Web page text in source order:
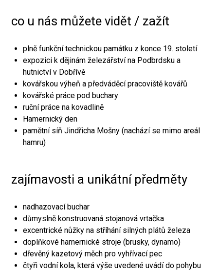
co u nás můžete vidět / zažít
plně funkční technickou památku z konce 19. století
expozici k dějinám železářství na Podbrdsku a
hutnictví v Dobřívě
kovářskou výheň a předváděcí pracoviště kovářů
kovářské práce pod buchary
ruční práce na kovadlině
Hamernický den
pamětní síň Jindřicha Mošny (nachází se mimo areál
hamru)
zajímavosti a unikátní předměty
nadhazovací buchar
důmyslně konstruovaná stojanová vrtačka
excentrické nůžky na stříhání silných plátů železa
doplňkové hamernické stroje (brusky, dynamo)
dřevěný kazetový měch pro vyhřívací pec
čtyři vodní kola, která výše uvedené uvádí do pohybu